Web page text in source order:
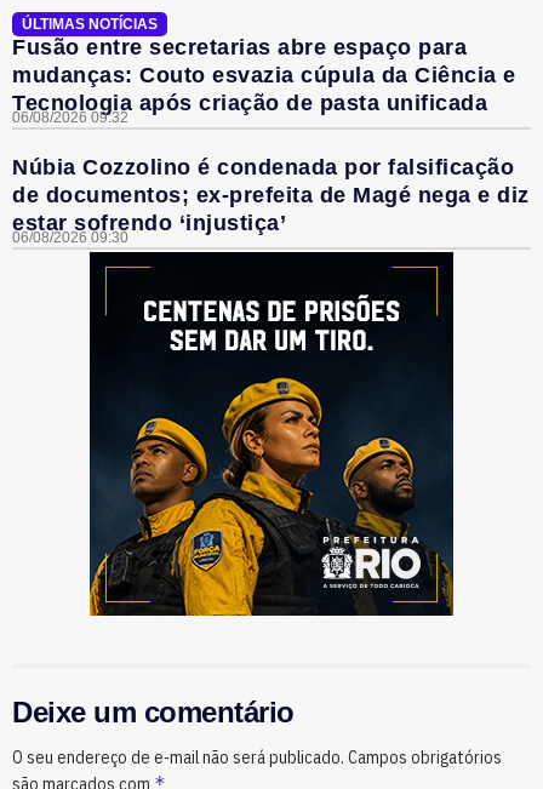
ÚLTIMAS NOTÍCIAS
Fusão entre secretarias abre espaço para
mudanças: Couto esvazia cúpula da Ciência e
Tecnologia após criação de pasta unificada
06/08/2026 09:32
Núbia Cozzolino é condenada por falsificação
de documentos; ex-prefeita de Magé nega e diz
estar sofrendo ‘injustiça’
06/08/2026 09:30
Deixe um comentário
O seu endereço de e-mail não será publicado. Campos obrigatórios
são marcados com *